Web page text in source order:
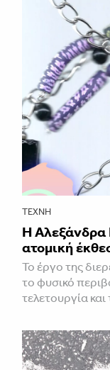
ΤΈΧΝΗ
Η Αλεξάνδρα
ατομική
Το έργο της
το φυσικό
τελετουργία